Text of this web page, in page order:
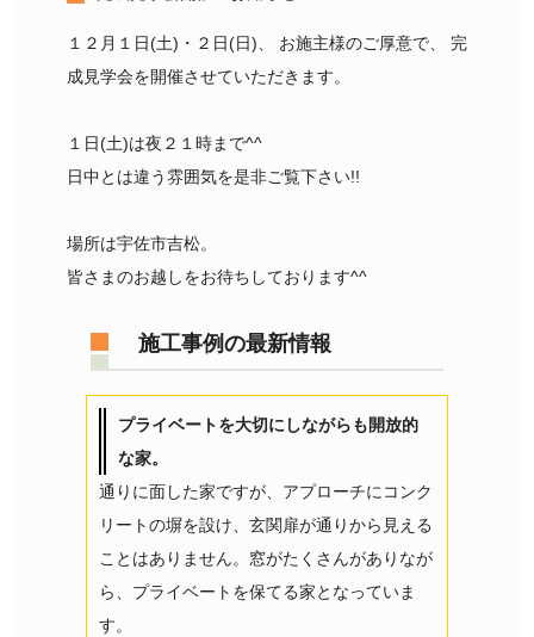
１２月１日(土)・２日(日)、 お施主様のご厚意で、 完
成見学会を開催させていただきます。
１日(土)は夜２１時まで^^
日中とは違う雰囲気を是非ご覧下さい!!
場所は宇佐市吉松。
皆さまのお越しをお待ちしております^^
施工事例の最新情報
プライベートを大切にしながらも開放的
な家。
通りに面した家ですが、アプローチにコンク
リートの塀を設け、玄関扉が通りから見える
ことはありません。窓がたくさんがありなが
ら、プライベートを保てる家となっていま
す。